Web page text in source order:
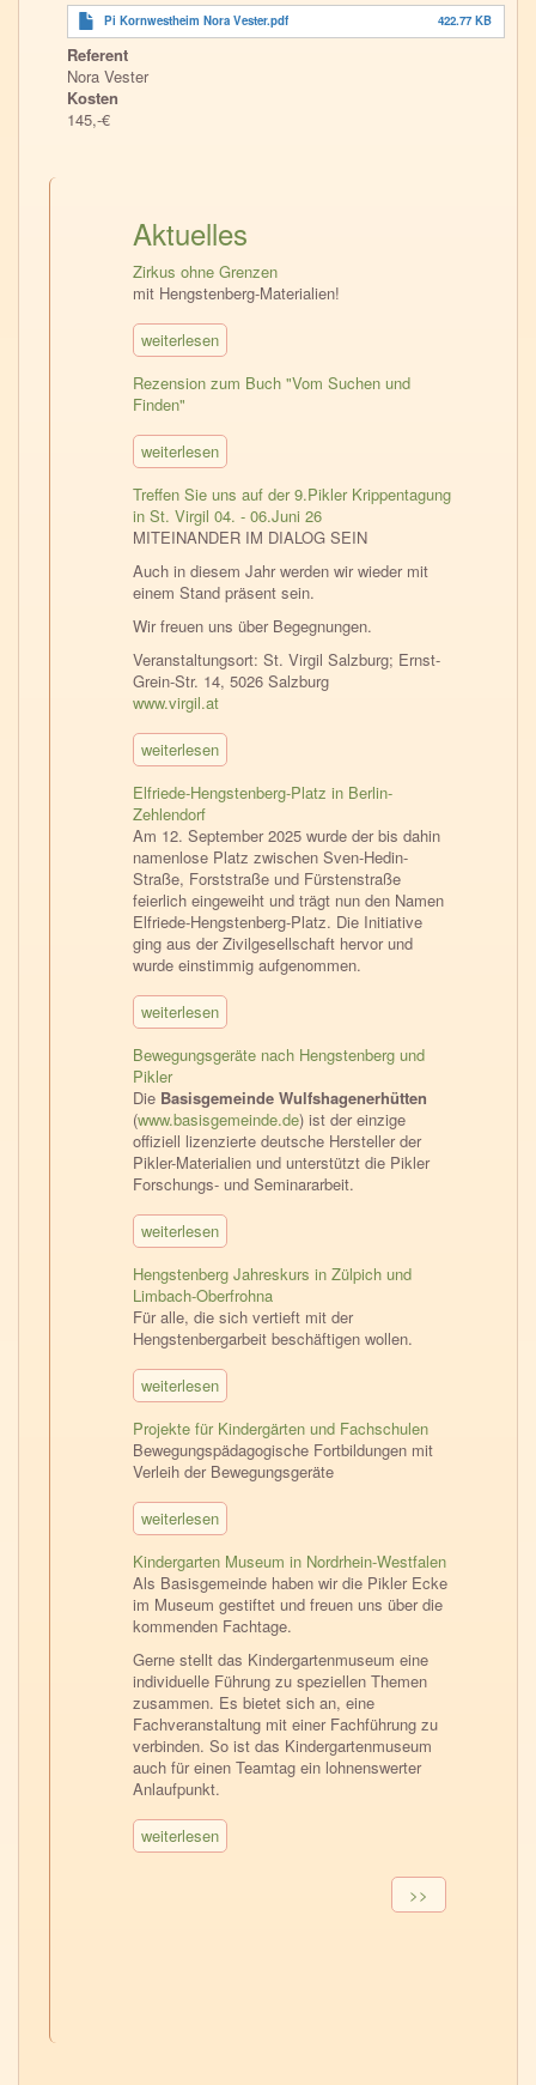
Pi Kornwestheim Nora Vester.pdf 422.77 KB
Referent
Nora Vester
Kosten
145,-€
Aktuelles
Zirkus ohne Grenzen
mit Hengstenberg-Materialien!
weiterlesen
Rezension zum Buch "Vom Suchen und
Finden"
weiterlesen
Treffen Sie uns auf der 9.Pikler Krippentagung
in St. Virgil 04. - 06.Juni 26
MITEINANDER IM DIALOG SEIN
Auch in diesem Jahr werden wir wieder mit
einem Stand präsent sein.
Wir freuen uns über Begegnungen.
Veranstaltungsort: St. Virgil Salzburg; Ernst-
Grein-Str. 14, 5026 Salzburg
www.virgil.at
weiterlesen
Elfriede-Hengstenberg-Platz in Berlin-
Zehlendorf
Am 12. September 2025 wurde der bis dahin
namenlose Platz zwischen Sven-Hedin-
Straße, Forststraße und Fürstenstraße
feierlich eingeweiht und trägt nun den Namen
Elfriede-Hengstenberg-Platz. Die Initiative
ging aus der Zivilgesellschaft hervor und
wurde einstimmig aufgenommen.
weiterlesen
Bewegungsgeräte nach Hengstenberg und
Pikler
Die Basisgemeinde Wulfshagenerhütten
(www.basisgemeinde.de) ist der einzige
offiziell lizenzierte deutsche Hersteller der
Pikler-Materialien und unterstützt die Pikler
Forschungs- und Seminararbeit.
weiterlesen
Hengstenberg Jahreskurs in Zülpich und
Limbach-Oberfrohna
Für alle, die sich vertieft mit der
Hengstenbergarbeit beschäftigen wollen.
weiterlesen
Projekte für Kindergärten und Fachschulen
Bewegungspädagogische Fortbildungen mit
Verleih der Bewegungsgeräte
weiterlesen
Kindergarten Museum in Nordrhein-Westfalen
Als Basisgemeinde haben wir die Pikler Ecke
im Museum gestiftet und freuen uns über die
kommenden Fachtage.
Gerne stellt das Kindergartenmuseum eine
individuelle Führung zu speziellen Themen
zusammen. Es bietet sich an, eine
Fachveranstaltung mit einer Fachführung zu
verbinden. So ist das Kindergartenmuseum
auch für einen Teamtag ein lohnenswerter
Anlaufpunkt.
weiterlesen
Nächste
Seite
>>